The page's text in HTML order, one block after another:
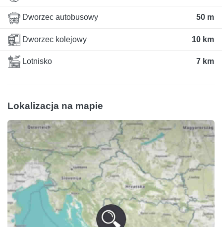
Dworzec autobusowy 50 m
Dworzec kolejowy 10 km
Lotnisko 7 km
Lokalizacja na mapie